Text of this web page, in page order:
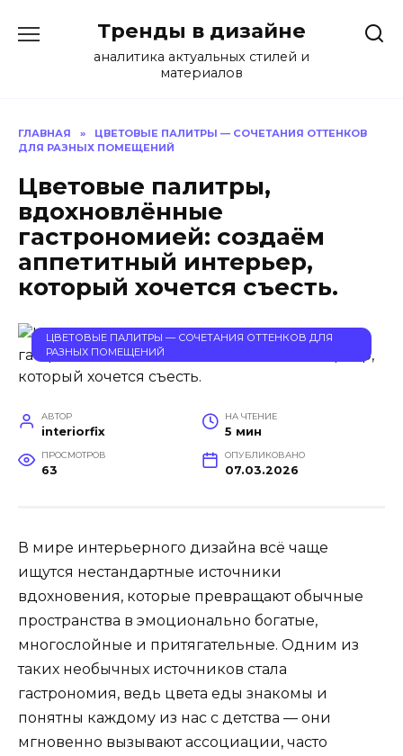
содержанию
Тренды в дизайне
аналитика актуальных стилей и
материалов
ГЛАВНАЯ »
ЦВЕТОВЫЕ ПАЛИТРЫ — СОЧЕТАНИЯ ОТТЕНКОВ
ДЛЯ РАЗНЫХ ПОМЕЩЕНИЙ
Цветовые палитры,
вдохновлённые
гастрономией: создаём
аппетитный интерьер,
который хочется съесть.
ЦВЕТОВЫЕ ПАЛИТРЫ — СОЧЕТАНИЯ ОТТЕНКОВ ДЛЯ
РАЗНЫХ ПОМЕЩЕНИЙ
АВТОР
interiorfix
НА ЧТЕНИЕ
5 мин
ПРОСМОТРОВ
63
ОПУБЛИКОВАНО
07.03.2026
В мире интерьерного дизайна всё чаще
ищутся нестандартные источники
вдохновения, которые превращают обычные
пространства в эмоционально богатые,
многослойные и притягательные. Одним из
таких необычных источников стала
гастрономия, ведь цвета еды знакомы и
понятны каждому из нас с детства — они
мгновенно вызывают ассоциации, часто